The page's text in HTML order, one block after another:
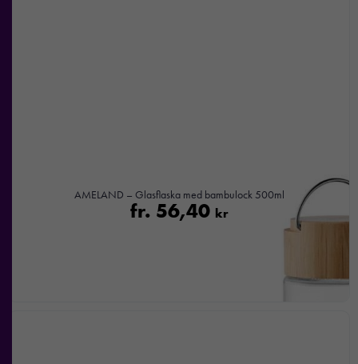
AMELAND – Glasflaska med bambulock 500ml
fr. 56,40 kr